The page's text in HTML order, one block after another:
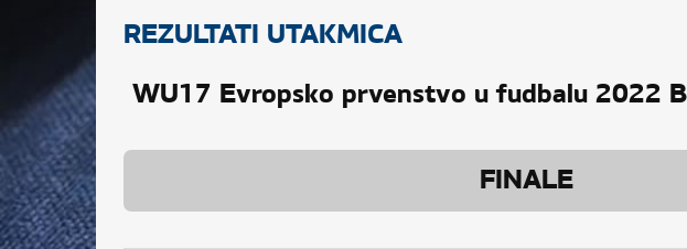
REZULTATI UTAKMICA
WU17 Evropsko prvenstvo u fudbalu 2022
FINALE